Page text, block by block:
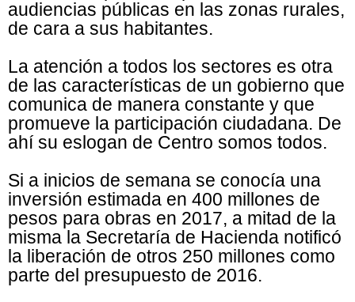
audiencias públicas en las zonas rurales,
de cara a sus habitantes.
La atención a todos los sectores es otra
de las características de un gobierno que
comunica de manera constante y que
promueve la participación ciudadana. De
ahí su eslogan de Centro somos todos.
Si a inicios de semana se conocía una
inversión estimada en 400 millones de
pesos para obras en 2017, a mitad de la
misma la Secretaría de Hacienda notificó
la liberación de otros 250 millones como
parte del presupuesto de 2016.